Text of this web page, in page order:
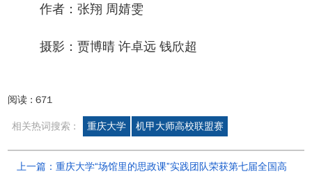
作者：张翔 周婧雯
摄影：贾博晴 许卓远 钱欣超
阅读 :671
相关热词搜索 : 重庆大学 机甲大师高校联盟赛
上一篇：重庆大学“场馆里的思政课”实践团队荣获第七届全国高